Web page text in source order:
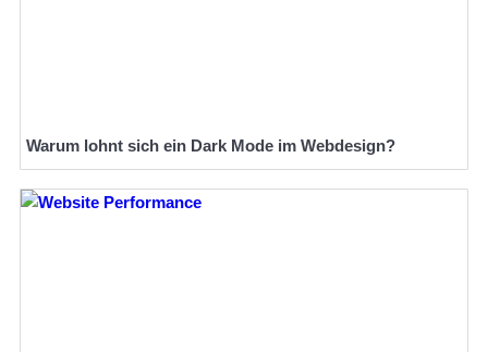
Warum lohnt sich ein Dark Mode im Webdesign?